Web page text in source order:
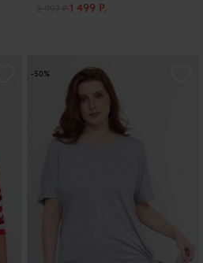
1 499 Р.
-50%